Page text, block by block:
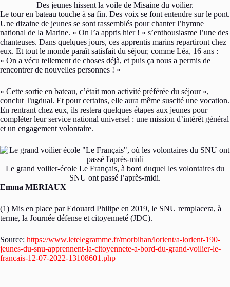
Des jeunes hissent la voile de Misaine du voilier.
Le tour en bateau touche à sa fin. Des voix se font entendre sur le pont.
Une dizaine de jeunes se sont rassemblés pour chanter l’hymne
national de la Marine. « On l’a appris hier ! » s’enthousiasme l’une des
chanteuses. Dans quelques jours, ces apprentis marins repartiront chez
eux. Et tout le monde paraît satisfait du séjour, comme Léa, 16 ans :
« On a vécu tellement de choses déjà, et puis ça nous a permis de
rencontrer de nouvelles personnes ! »
« Cette sortie en bateau, c’était mon activité préférée du séjour »,
conclut Tugdual. Et pour certains, elle aura même suscité une vocation.
En rentrant chez eux, ils restera quelques étapes aux jeunes pour
compléter leur service national universel : une mission d’intérêt général
et un engagement volontaire.
Le grand voilier-école Le Français, à bord duquel les volontaires du
SNU ont passé l’après-midi.
Emma MERIAUX
(1) Mis en place par Edouard Philipe en 2019, le SNU remplacera, à
terme, la Journée défense et citoyenneté (JDC).
Source: https://www.letelegramme.fr/morbihan/lorient/a-lorient-190-
jeunes-du-snu-apprennent-la-citoyennete-a-bord-du-grand-voilier-le-
francais-12-07-2022-13108601.php